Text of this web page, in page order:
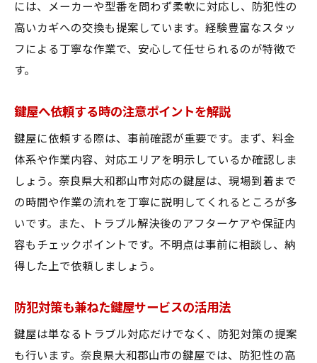
費用面で安心できる鍵屋の選び方ポイント
住宅や車のカギ悩みに役立つ解決法まとめ
鍵屋が解決できる住宅カギトラブルの例
玄関や金庫のカギ交換も鍵屋へ依頼が安心
鍵屋を活用したカギのトラブル予防策紹介
には、メーカーや型番を問わず柔軟に対応し、防犯性の
高いカギへの交換も提案しています。経験豊富なスタッ
フによる丁寧な作業で、安心して任せられるのが特徴で
す。
鍵屋へ依頼する時の注意ポイントを解説
鍵屋に依頼する際は、事前確認が重要です。まず、料金
体系や作業内容、対応エリアを明示しているか確認しま
しょう。奈良県大和郡山市対応の鍵屋は、現場到着まで
の時間や作業の流れを丁寧に説明してくれるところが多
いです。また、トラブル解決後のアフターケアや保証内
容もチェックポイントです。不明点は事前に相談し、納
得した上で依頼しましょう。
防犯対策も兼ねた鍵屋サービスの活用法
鍵屋は単なるトラブル対応だけでなく、防犯対策の提案
も行います。奈良県大和郡山市の鍵屋では、防犯性の高